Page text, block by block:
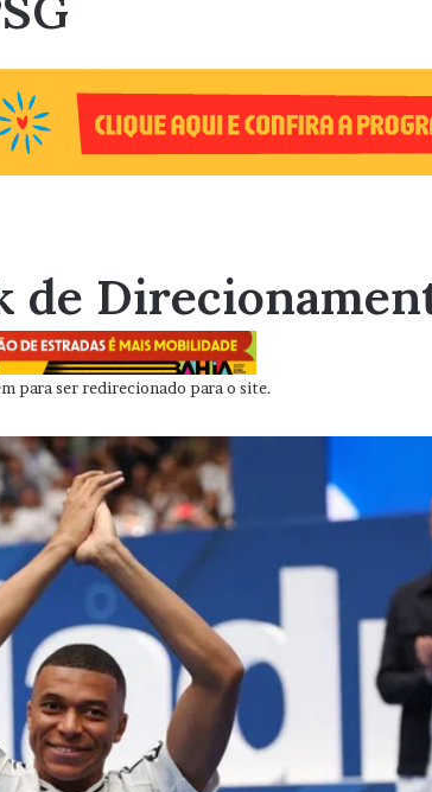
de
para ser redirecionado para o site.